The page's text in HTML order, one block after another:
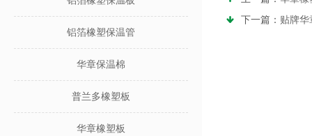
铝箔橡塑保温管
华章保温棉
普兰多橡塑板
华章橡塑板
下一篇： 贴牌华